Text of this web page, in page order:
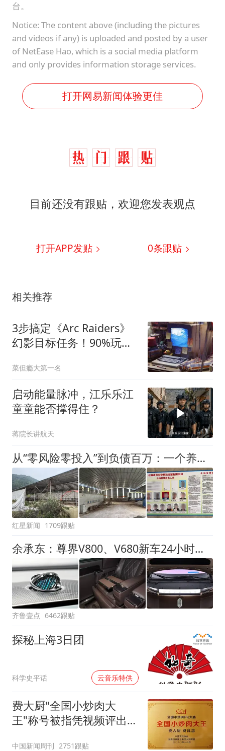
台。
Notice: The content above (including the pictures
and videos if any) is uploaded and posted by a user
of NetEase Hao, which is a social media platform
and only provides information storage services.
打开网易新闻体验更佳
目前还没有跟贴，欢迎您发表观点
打开APP发贴 0条跟贴
相关推荐
3步搞定《Arc Raiders》
幻影目标任务！90%玩家
都领不到？
菜但瘾大第一名
启动能量脉冲，江乐乐江
童童能否撑得住？
蒋院长讲航天
从“零风险零投入”到负债百万：一个养牛项目崩盘后，谁该为农户的贷款买单丨红星调查
红星新闻 1709跟贴
余承东：尊界V800、V680新车24小时大定突破3500台
齐鲁壹点 6462跟贴
探秘上海3日团
科学史平话 云音乐特供 00:00
费大厨"全国小炒肉大
王"称号被指凭视频评出
中国新闻周刊 2751跟贴